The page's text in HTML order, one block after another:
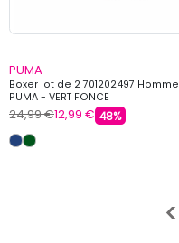
PUMA
Boxer lot de 2 701202497 Homme
PUMA - VERT FONCE
24,99 €12,99 € 48%
<